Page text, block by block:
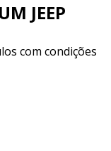
JEEP
com condições